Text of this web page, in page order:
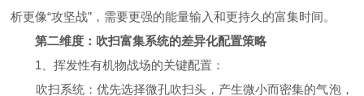
析更像“攻坚战”，需要更强的能量输入和更持久的富集时间。
第二维度：吹扫富集系统的差异化配置策略
1、挥发性有机物战场的关键配置：
吹扫系统：优先选择微孔吹扫头，产生微小而密集的气泡，